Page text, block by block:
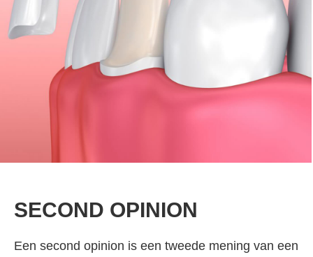
SECOND OPINION
Een second opinion is een tweede mening van een